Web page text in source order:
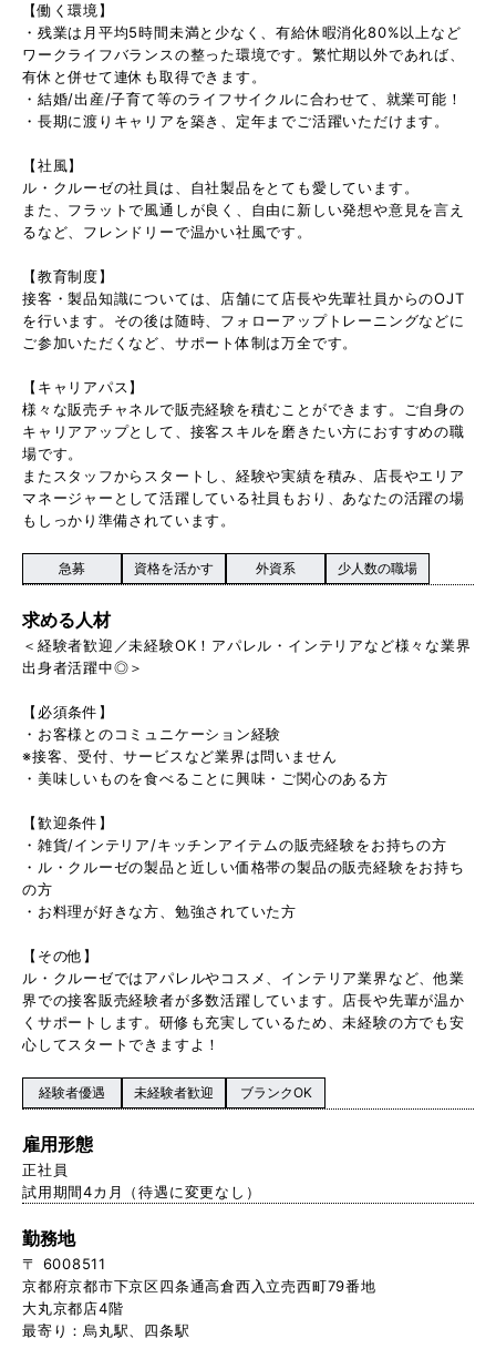
【働く環境】
・残業は月平均5時間未満と少なく、有給休暇消化80%以上など
ワークライフバランスの整った環境です。繁忙期以外であれば、
有休と併せて連休も取得できます。
・結婚/出産/子育て等のライフサイクルに合わせて、就業可能！
・長期に渡りキャリアを築き、定年までご活躍いただけます。
【社風】
ル・クルーゼの社員は、自社製品をとても愛しています。
また、フラットで風通しが良く、自由に新しい発想や意見を言え
るなど、フレンドリーで温かい社風です。
【教育制度】
接客・製品知識については、店舗にて店長や先輩社員からのOJT
を行います。その後は随時、フォローアップトレーニングなどに
ご参加いただくなど、サポート体制は万全です。
【キャリアパス】
様々な販売チャネルで販売経験を積むことができます。ご自身の
キャリアアップとして、接客スキルを磨きたい方におすすめの職
場です。
またスタッフからスタートし、経験や実績を積み、店長やエリア
マネージャーとして活躍している社員もおり、あなたの活躍の場
もしっかり準備されています。
急募 資格を活かす 外資系 少人数の職場
求める人材
＜経験者歓迎／未経験OK！アパレル・インテリアなど様々な業界
出身者活躍中◎＞
【必須条件】
・お客様とのコミュニケーション経験
※接客、受付、サービスなど業界は問いません
・美味しいものを食べることに興味・ご関心のある方
【歓迎条件】
・雑貨/インテリア/キッチンアイテムの販売経験をお持ちの方
・ル・クルーゼの製品と近しい価格帯の製品の販売経験をお持ち
の方
・お料理が好きな方、勉強されていた方
【その他】
ル・クルーゼではアパレルやコスメ、インテリア業界など、他業
界での接客販売経験者が多数活躍しています。店長や先輩が温か
くサポートします。研修も充実しているため、未経験の方でも安
心してスタートできますよ！
経験者優遇 未経験者歓迎 ブランクOK
雇用形態
正社員
試用期間4カ月（待遇に変更なし）
勤務地
〒 6008511
京都府京都市下京区四条通高倉西入立売西町79番地
大丸京都店4階
最寄り：烏丸駅、四条駅